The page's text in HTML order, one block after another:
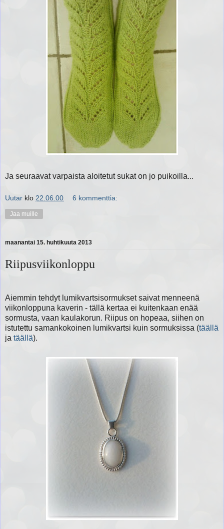
Ja seuraavat varpaista aloitetut sukat on jo puikoilla...
Uutar klo 22.06.00 6 kommenttia:
Jaa muille
maanantai 15. huhtikuuta 2013
Riipusviikonloppu
Aiemmin tehdyt lumikvartsisormukset saivat menneenä
viikonloppuna kaverin - tällä kertaa ei kuitenkaan enää
sormusta, vaan kaulakorun. Riipus on hopeaa, siihen on
istutettu samankokoinen lumikvartsi kuin sormuksissa (täällä
ja täällä).